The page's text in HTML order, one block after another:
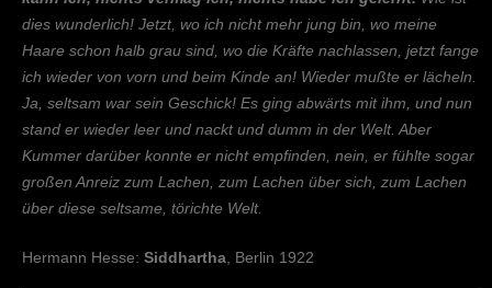
dies wunderlich! Jetzt, wo ich nicht mehr jung bin, wo meine
Haare schon halb grau sind, wo die Kräfte nachlassen, jetzt fange
ich wieder von vorn und beim Kinde an! Wieder mußte er lächeln.
Ja, seltsam war sein Geschick! Es ging abwärts mit ihm, und nun
stand er wieder leer und nackt und dumm in der Welt. Aber
Kummer darüber konnte er nicht empfinden, nein, er fühlte sogar
großen Anreiz zum Lachen, zum Lachen über sich, zum Lachen
über diese seltsame, törichte Welt.
Hermann Hesse: Siddhartha, Berlin 1922